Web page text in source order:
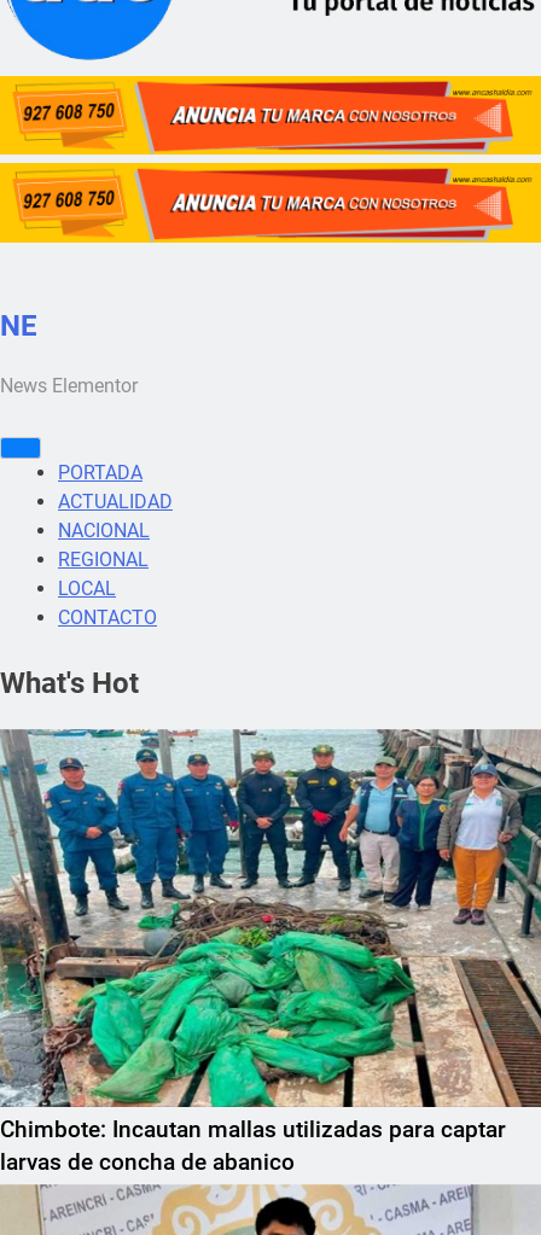
NE
News Elementor
PORTADA
ACTUALIDAD
NACIONAL
REGIONAL
LOCAL
CONTACTO
What's Hot
Chimbote: Incautan mallas utilizadas para captar
larvas de concha de abanico